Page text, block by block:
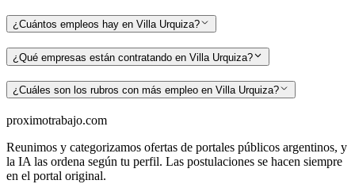
¿Cuántos empleos hay en Villa Urquiza?
¿Qué empresas están contratando en Villa Urquiza?
¿Cuáles son los rubros con más empleo en Villa Urquiza?
proximotrabajo.com
Reunimos y categorizamos ofertas de portales públicos argentinos, y
la IA las ordena según tu perfil. Las postulaciones se hacen siempre
en el portal original.